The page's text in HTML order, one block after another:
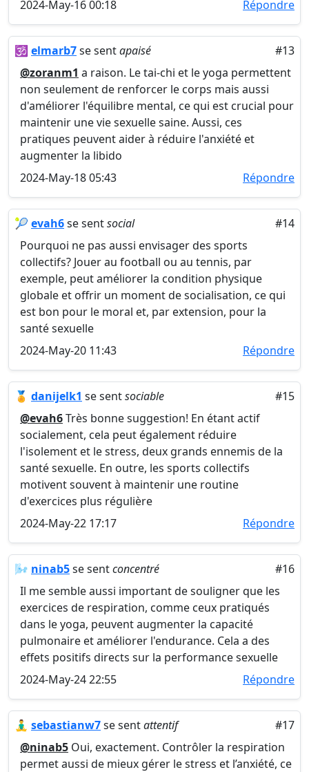
2024-May-16 00:18 Répondre
🕉️ elmarb7se sentapaisé
#13
@zoranm1 a raison. Le tai-chi et le yoga permettent
non seulement de renforcer le corps mais aussi
d'améliorer l'équilibre mental, ce qui est crucial pour
maintenir une vie sexuelle saine. Aussi, ces
pratiques peuvent aider à réduire l'anxiété et
augmenter la libido
2024-May-18 05:43
Répondre
🎾 evah6se sentsocial
#14
Pourquoi ne pas aussi envisager des sports
collectifs? Jouer au football ou au tennis, par
exemple, peut améliorer la condition physique
globale et offrir un moment de socialisation, ce qui
est bon pour le moral et, par extension, pour la
santé sexuelle
2024-May-20 11:43
Répondre
🏅 danijelk1 se sentsociable
#15
@evah6Très bonne suggestion! En étant actif
socialement, cela peut également réduire
l'isolement et le stress, deux grands ennemis de la
santé sexuelle. En outre, les sports collectifs
motivent souvent à maintenir une routine
d'exercices plus régulière
2024-May-22 17:17
Répondre
🌬️ ninab5se sentconcentré
#16
Il me semble aussi important de souligner que les
exercices de respiration, comme ceux pratiqués
dans le yoga, peuvent augmenter la capacité
pulmonaire et améliorer l'endurance. Cela a des
effets positifs directs sur la performance sexuelle
2024-May-24 22:55
Répondre
🧘‍♂️ sebastianw7se sentattentif
#17
@ninab5 Oui, exactement. Contrôler la respiration
permet aussi de mieux gérer le stress et l’anxiété, ce